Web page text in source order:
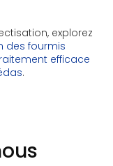
explorez
des fourmis
efficace
.